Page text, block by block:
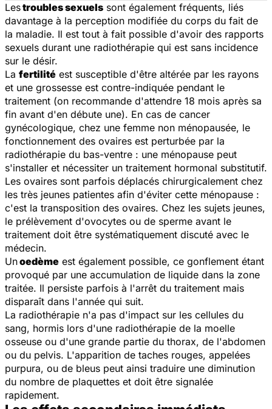
Lestroubles sexuels sont également fréquents, liés
davantage à la perception modifiée du corps du fait de
la maladie. Il est tout à fait possible d'avoir des rapports
sexuels durant une radiothérapie qui est sans incidence
sur le désir.
La fertilité est susceptible d'être altérée par les rayons
et une grossesse est contre-indiquée pendant le
traitement (on recommande d'attendre 18 mois après sa
fin avant d'en débute une). En cas de cancer
gynécologique, chez une femme non ménopausée, le
fonctionnement des ovaires est perturbée par la
radiothérapie du bas-ventre : une ménopause peut
s'installer et nécessiter un traitement hormonal substitutif.
Les ovaires sont parfois déplacés chirurgicalement chez
les très jeunes patientes afin d'éviter cette ménopause :
c'est la transposition des ovaires. Chez les sujets jeunes,
le prélèvement d'ovocytes ou de sperme avant le
traitement doit être systématiquement discuté avec le
médecin.
Unoedème est également possible, ce gonflement étant
provoqué par une accumulation de liquide dans la zone
traitée. Il persiste parfois à l'arrêt du traitement mais
disparaît dans l'année qui suit.
La radiothérapie n'a pas d'impact sur les cellules du
sang, hormis lors d'une radiothérapie de la moelle
osseuse ou d'une grande partie du thorax, de l'abdomen
ou du pelvis. L'apparition de taches rouges, appelées
purpura, ou de bleus peut ainsi traduire une diminution
du nombre de plaquettes et doit être signalée
rapidement.